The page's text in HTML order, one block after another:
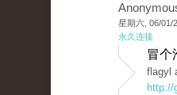
星期六, 06/01/
永久连接
冒个
flagyl
http://